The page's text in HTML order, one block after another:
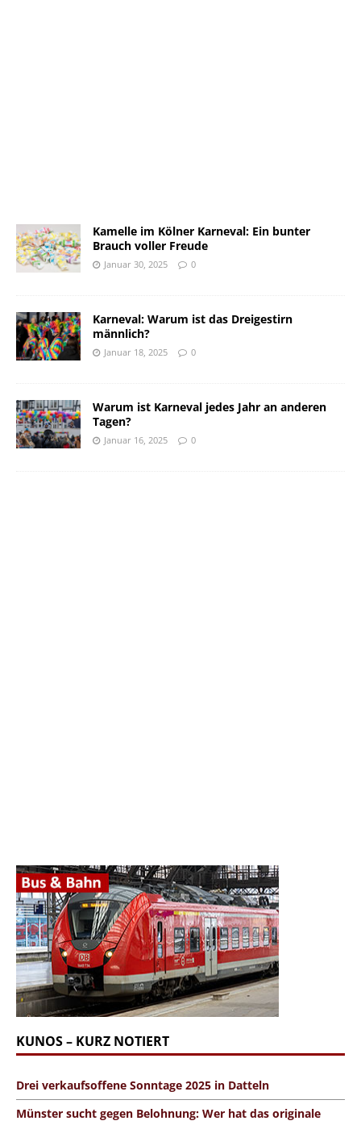
Kamelle im Kölner Karneval: Ein bunter
Brauch voller Freude
Januar 30, 2025 0
Karneval: Warum ist das Dreigestirn
männlich?
Januar 18, 2025 0
Warum ist Karneval jedes Jahr an anderen
Tagen?
Januar 16, 2025 0
KUNOS – KURZ NOTIERT
Drei verkaufsoffene Sonntage 2025 in Datteln
Münster sucht gegen Belohnung: Wer hat das originale